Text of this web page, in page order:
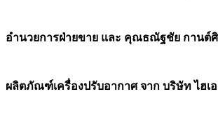
อำนวยการฝ่ายขาย และ คุณธณัฐชัย กานต์
ผลิตภัณฑ์เครื่องปรับอากาศ จาก บริษัท ไฮเ